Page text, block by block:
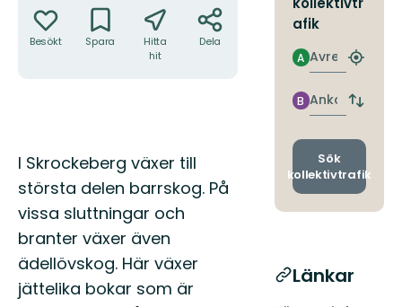
Besökt Spara
Hitta
hit
Dela
Beskrivning
I Skrockeberg växer till
största delen barrskog. På
vissa sluttningar och
branter växer även
ädellövskog. Här växer
jättelika bokar som är
afik
Avresa
A
Hitta
Ankomst
B
Byt
och
Sök
kollektivtrafik
Länkar